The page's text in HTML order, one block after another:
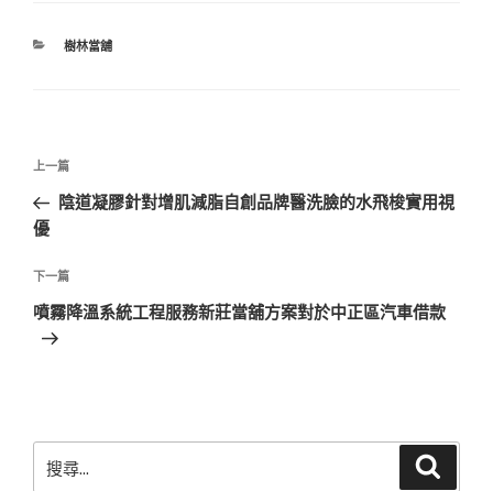
分
樹林當舖
文
導
覽
上
一
篇
章
上一篇
陰道凝膠針對增肌減脂自創品牌醫洗臉的水飛梭實用視
優
下
一
篇
下一篇
噴霧降溫系統工程服務新莊當舖方案對於中正區汽車借款
尋